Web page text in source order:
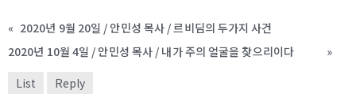
« 2020년 9월 20일 / 안민성 목사 / 르비딤의 두가지 사건
2020년 10월 4일 / 안민성 목사 / 내가 주의 얼굴을 찾으리이다
»
List
Reply